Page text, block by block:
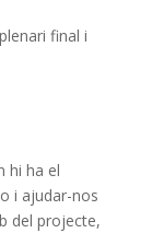
final i
hi ha el
i ajudar-nos
del projecte,